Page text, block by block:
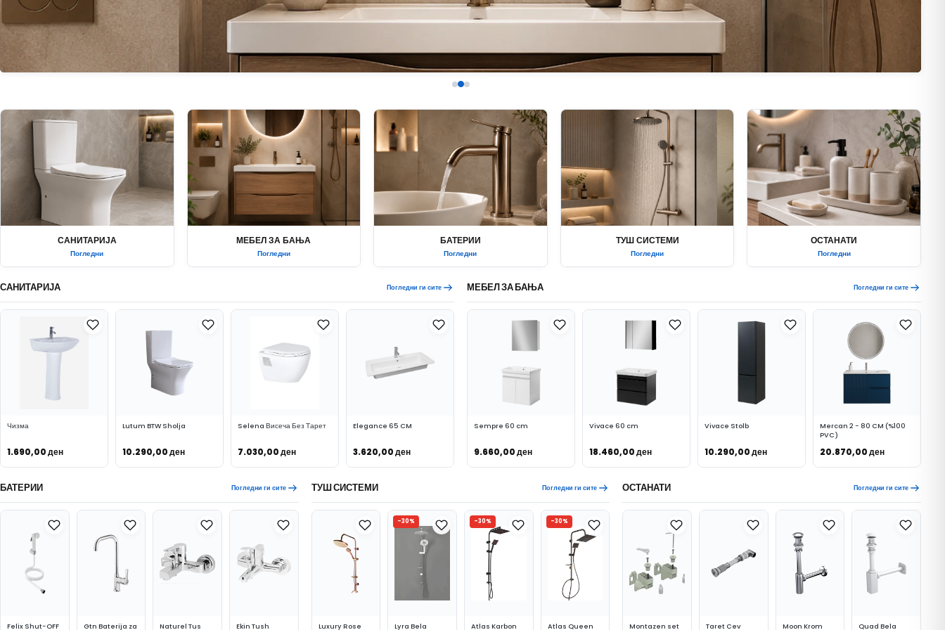
САНИТАРИЈА
Погледни
МЕБЕЛ ЗА БАЊА
Погледни
БАТЕРИИ
Погледни
ТУШ СИСТЕМИ
Погледни
ОСТАНАТИ
Погледни
САНИТАРИЈА Погледни ги сите
Чизма
1.690,00ден
ВО КОШНИЧКА
Lutum BTW Sholja
10.290,00ден
ВО КОШНИЧКА
Selena Висеча Без Тарет
7.030,00ден
ВО КОШНИЧКА
Elegance 65 CM
3.620,00ден
ВО КОШНИЧКА
МЕБЕЛ ЗА БАЊА Погледни ги сите
Sempre 60 cm
9.660,00ден
ВО КОШНИЧКА
Vivace 60 cm
18.460,00ден
ВО КОШНИЧКА
Vivace Stolb
10.290,00ден
ВО КОШНИЧКА
Mercan 2 - 80 CM (%100
PVC)
20.870,00ден
ВО КОШНИЧКА
БАТЕРИИ Погледни ги сите
Felix Shut-OFF
Gtn Baterija za
Naturel Tus
Ekin Tush
ТУШ СИСТЕМИ Погледни ги сите
Luxury Rose
-30%
Lyra Bela
-30%
Atlas Karbon
-30%
Atlas Queen
ОСТАНАТИ Погледни ги сите
Montazen set
Taret Cev Moon Krom Quad Bela